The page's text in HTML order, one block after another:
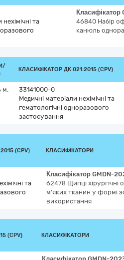
та
Класифікатор
46840 Набір
канюль
КЛАСИФІКАТОР ДК 021:2015 (CPV)
м.
33141000-0
Медичні матеріали нехімічні та
гематологічні одноразового
застосування
(CPV) КЛАСИФІКАТОРИ
та
Класифікатор GMDN-
62478 Щипці хірургічні
м'яких тканин у формі
використання
(CPV) КЛАСИФІКАТОРИ